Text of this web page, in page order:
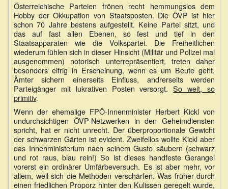
Österreichische Parteien frönen recht hemmungslos dem
Hobby der Okkupation von Staatsposten. Die ÖVP ist hier
schon 70 Jahre bestens aufgestellt. Keine Partei sitzt, und
das auf fast allen Ebenen, so fest und tief in den
Staatsapparaten wie die Volkspartei. Die Freiheitlichen
wiederum fühlen sich in dieser Hinsicht (Militär und Polizei mal
ausgenommen) notorisch unterrepräsentiert, treten daher
besonders eifrig in Erscheinung, wenn es um Beute geht.
Ämter sichern einerseits Einfluss, andrerseits werden
Parteigänger mit lukrativen Posten versorgt.So weit, so
primitiv.
Wenn der ehemalige FPÖ-Innenminister Herbert Kickl von
undurchsichtigen ÖVP-Netzwerken in den Geheimdiensten
spricht, hat er nicht unrecht. Der überproportionale Gewicht
der schwarzen Gärten ist evident. Zweifellos wollte Kickl aber
das Innenministerium nach seinem Gusto säubern (schwarz
und rot raus, blau rein!) So ist dieses handfeste Gerangel
vorerst ein ordinärer Umfärbeversuch. Es ist aber mehr, vor
allem, weil sich die Methoden verschärfen. Was früher durch
einen friedlichen Proporz hinter den Kulissen geregelt wurde,